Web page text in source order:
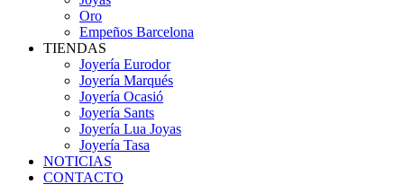
Oro
Empeños Barcelona
TIENDAS
Joyería Eurodor
Joyería Marqués
Joyería Ocasió
Joyería Sants
Joyería Lua Joyas
Joyería Tasa
NOTICIAS
CONTACTO